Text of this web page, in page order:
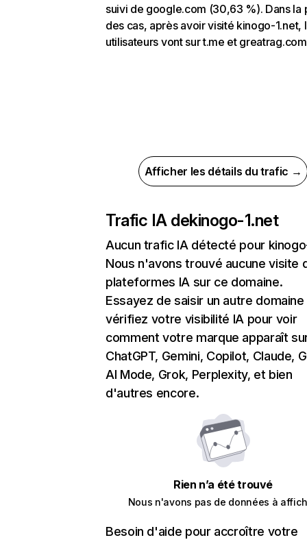
suivi de google.com (30,63 %). Dans la
des cas, après avoir visité kinogo-1.net,
utilisateurs vont sur t.me et
Afficher les détails du trafic →
Trafic IA dekinogo-1.net
Aucun trafic IA détecté pour
Nous n'avons trouvé aucune visite
plateformes IA sur ce domaine.
Essayez de saisir un autre domaine
vérifiez votre visibilité IA pour voir
comment votre marque apparaît
ChatGPT, Gemini, Copilot, Claude,
AI Mode, Grok, Perplexity, et bien
d'autres encore.
Rien n’a été trouvé
Nous n'avons pas de données à
Besoin d'aide pour accroître votre